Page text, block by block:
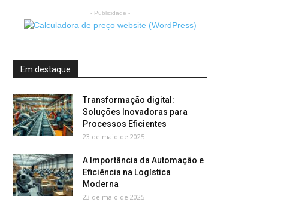
- Publicidade -
Em destaque
Transformação digital:
Soluções Inovadoras para
Processos Eficientes
23 de maio de 2025
A Importância da Automação e
Eficiência na Logística
Moderna
23 de maio de 2025